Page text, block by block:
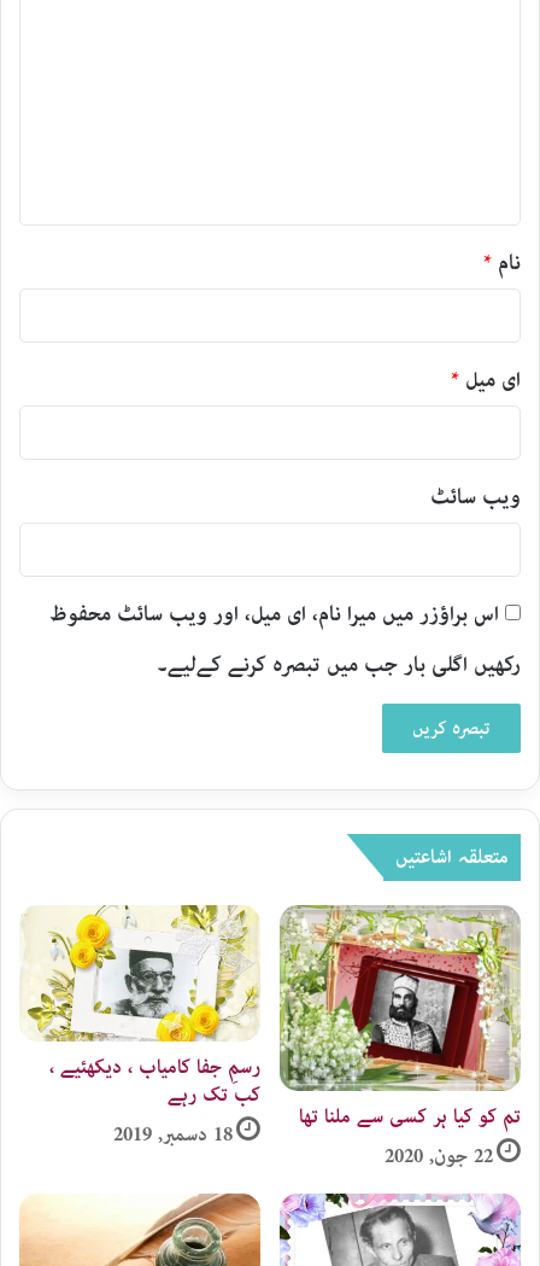
نام *
ای میل *
ویب‌ سائٹ
اس براؤزر میں میرا نام، ای میل، اور ویب سائٹ محفوظ
رکھیں اگلی بار جب میں تبصرہ کرنے کےلیے۔
متعلقہ اشاعتیں
تم کو کیا ہر کسی سے ملنا تھا
22 جون, 2020
رسمِ جفا کامیاب ، دیکھئیے ،
کب تک رہے
18 دسمبر, 2019